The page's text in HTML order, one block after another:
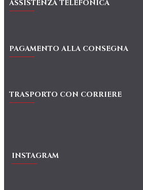
ASSISTENZA TELEFONICA
PAGAMENTO ALLA CONSEGNA
TRASPORTO CON CORRIERE
INSTAGRAM